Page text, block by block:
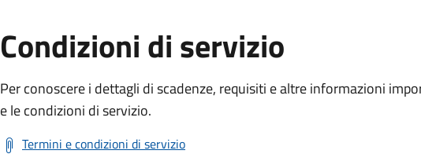
Condizioni di servizio
Per conoscere i dettagli di scadenze, requisiti e altre informazioni
e le condizioni di servizio.
Termini e condizioni di servizio